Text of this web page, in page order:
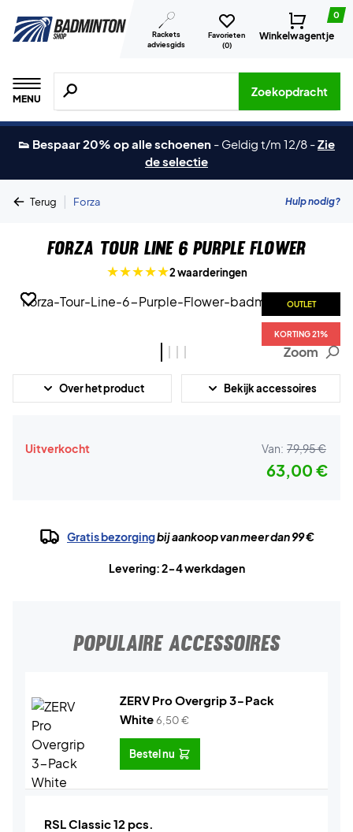
Rackets
adviesgids
Favorieten
(0)
0
Winkelwagentje
MENU
Zoeken naar producten, merken etc.
Zoekopdracht
👟 Bespaar 20% op alle schoenen - Geldig t/m 12/8 -Zie
de selectie
Terug | Forza Hulp nodig?
Forza Tour Line 6 Purple Flower
2 waarderingen
OUTLET
KORTING 21%
OUTLET
KORTING 21%
OUTLET
KORTING 21%
OUTLET
KORTING 21%
Zoom
Over het product Bekijk accessoires
Uitverkocht Van: 79,95 €
63,00 €
Gratis bezorgingbij aankoop van meer dan 99 €
Levering: 2-4 werkdagen
POPULAIRE ACCESSOIRES
ZERV Pro Overgrip 3-Pack
White6,50€
Bestel nu
RSL Classic 12 pcs.